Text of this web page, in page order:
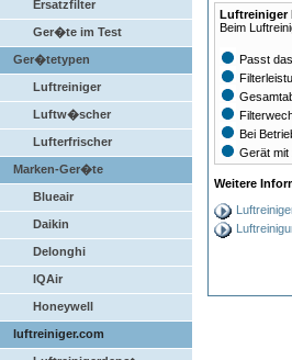
Luftreiniger
Beim
Passt
Bei
Gerät mit
Weitere
Ersatzfilter
Ger�te im Test
Ger�tetypen
Luftreiniger
Luftw�scher
Lufterfrischer
Marken-Ger�te
Blueair
Daikin
Delonghi
IQAir
Honeywell
luftreiniger.com